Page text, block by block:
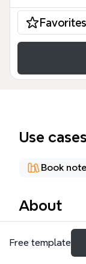
Favorites
Use cases
Book
About
這份「改變工
點構成，濃縮
Free template